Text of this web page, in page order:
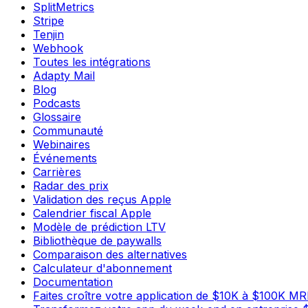
SplitMetrics
Stripe
Tenjin
Webhook
Toutes les intégrations
Adapty Mail
Blog
Podcasts
Glossaire
Communauté
Webinaires
Événements
Carrières
Radar des prix
Validation des reçus Apple
Calendrier fiscal Apple
Modèle de prédiction LTV
Bibliothèque de paywalls
Comparaison des alternatives
Calculateur d'abonnement
Documentation
Faites croître votre application de $10K à $100K